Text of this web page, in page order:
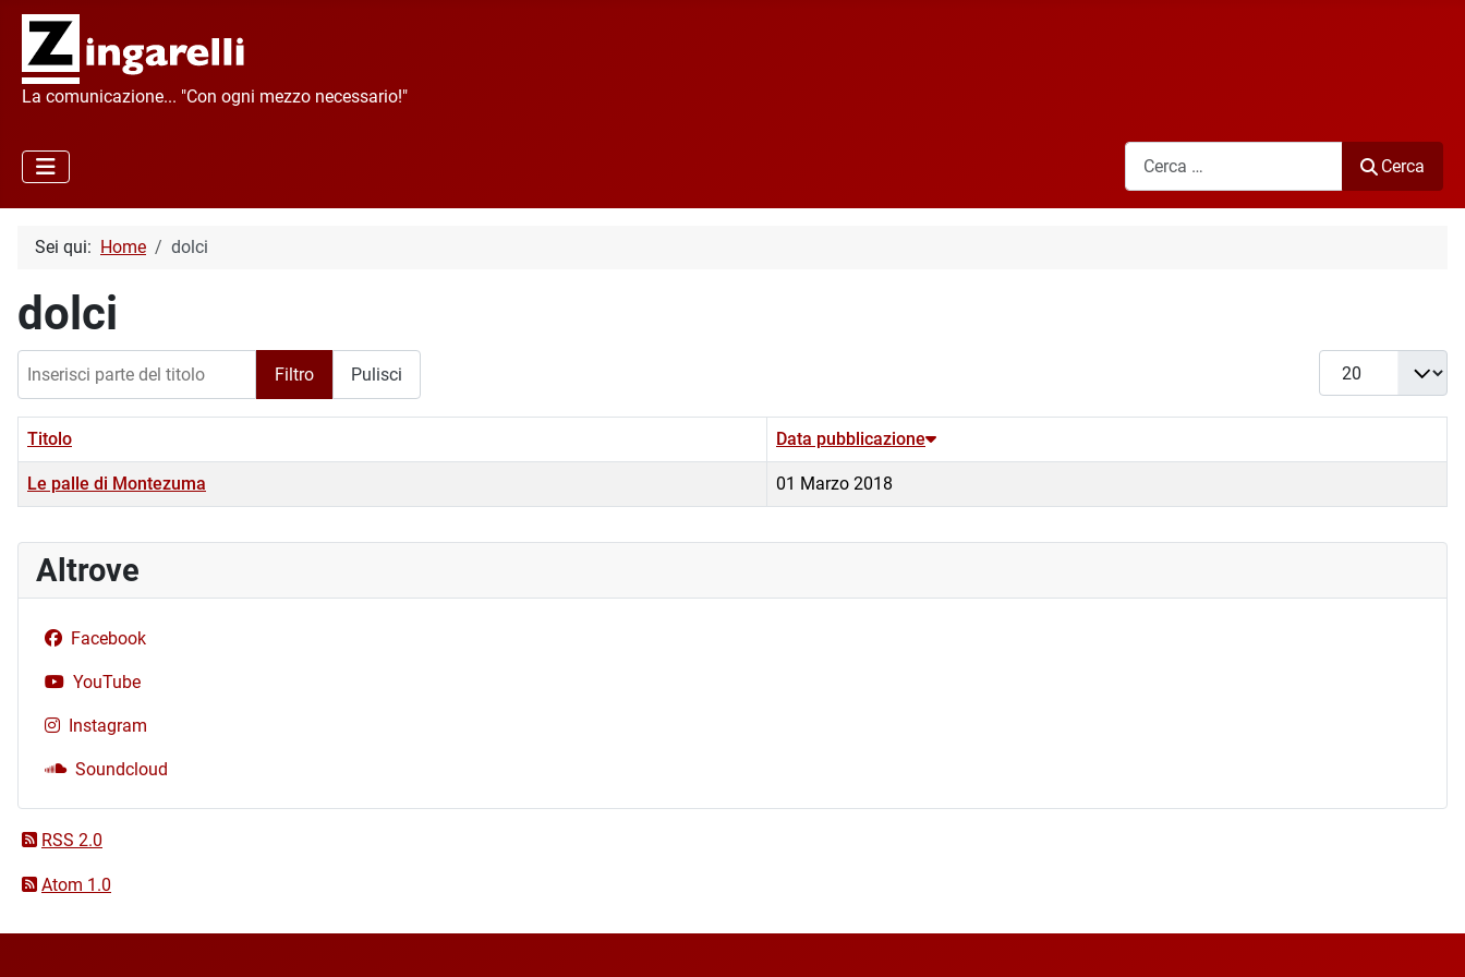
La comunicazione... "Con ogni mezzo necessario!"
Cerca
Cerca
Sei qui: Home dolci
dolci
Filtro Pulisci
Visualizza #
Titolo Data pubblicazione
Le palle di Montezuma 01 Marzo 2018
Altrove
Facebook
YouTube
Instagram
Soundcloud
RSS 2.0
Atom 1.0